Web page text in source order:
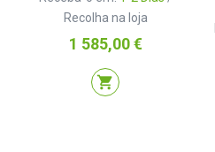
Recolha na loja
Preço
1 585,00 €
shopping_cart